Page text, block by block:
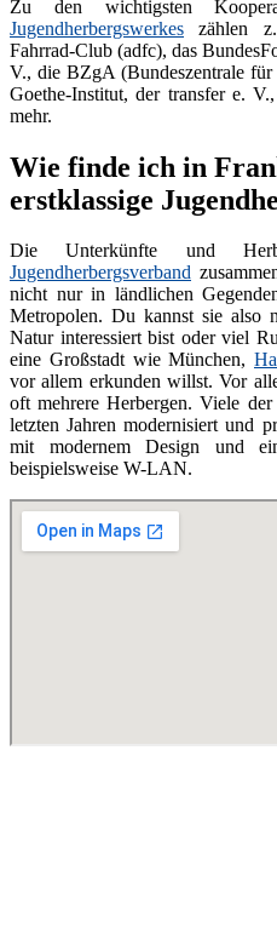
Zu den wichtigsten
Jugendherbergswerkes zählen
Fahrrad-Club (adfc), das
V., die BZgA (Bundeszentrale
Goethe-Institut, der transfer e.
mehr.
Wie finde ich in
erstklassige
Die Unterkünfte und
Jugendherbergsverband
nicht nur in ländlichen
Metropolen. Du kannst sie also
Natur interessiert bist oder viel
eine Großstadt wie München,
vor allem erkunden willst. Vor
oft mehrere Herbergen. Viele der
letzten Jahren modernisiert und
mit modernem Design und
beispielsweise W-LAN.